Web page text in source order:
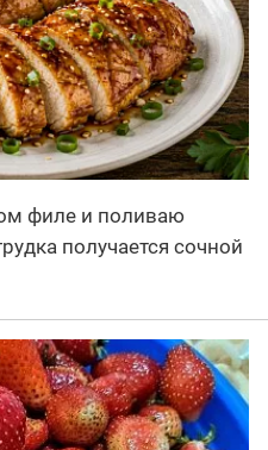
филе и поливаю
получается сочной